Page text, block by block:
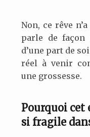
Non, ce rêve
parle de façon
d’une part de
réel à venir
une grossesse.
Pourquoi
si fragile